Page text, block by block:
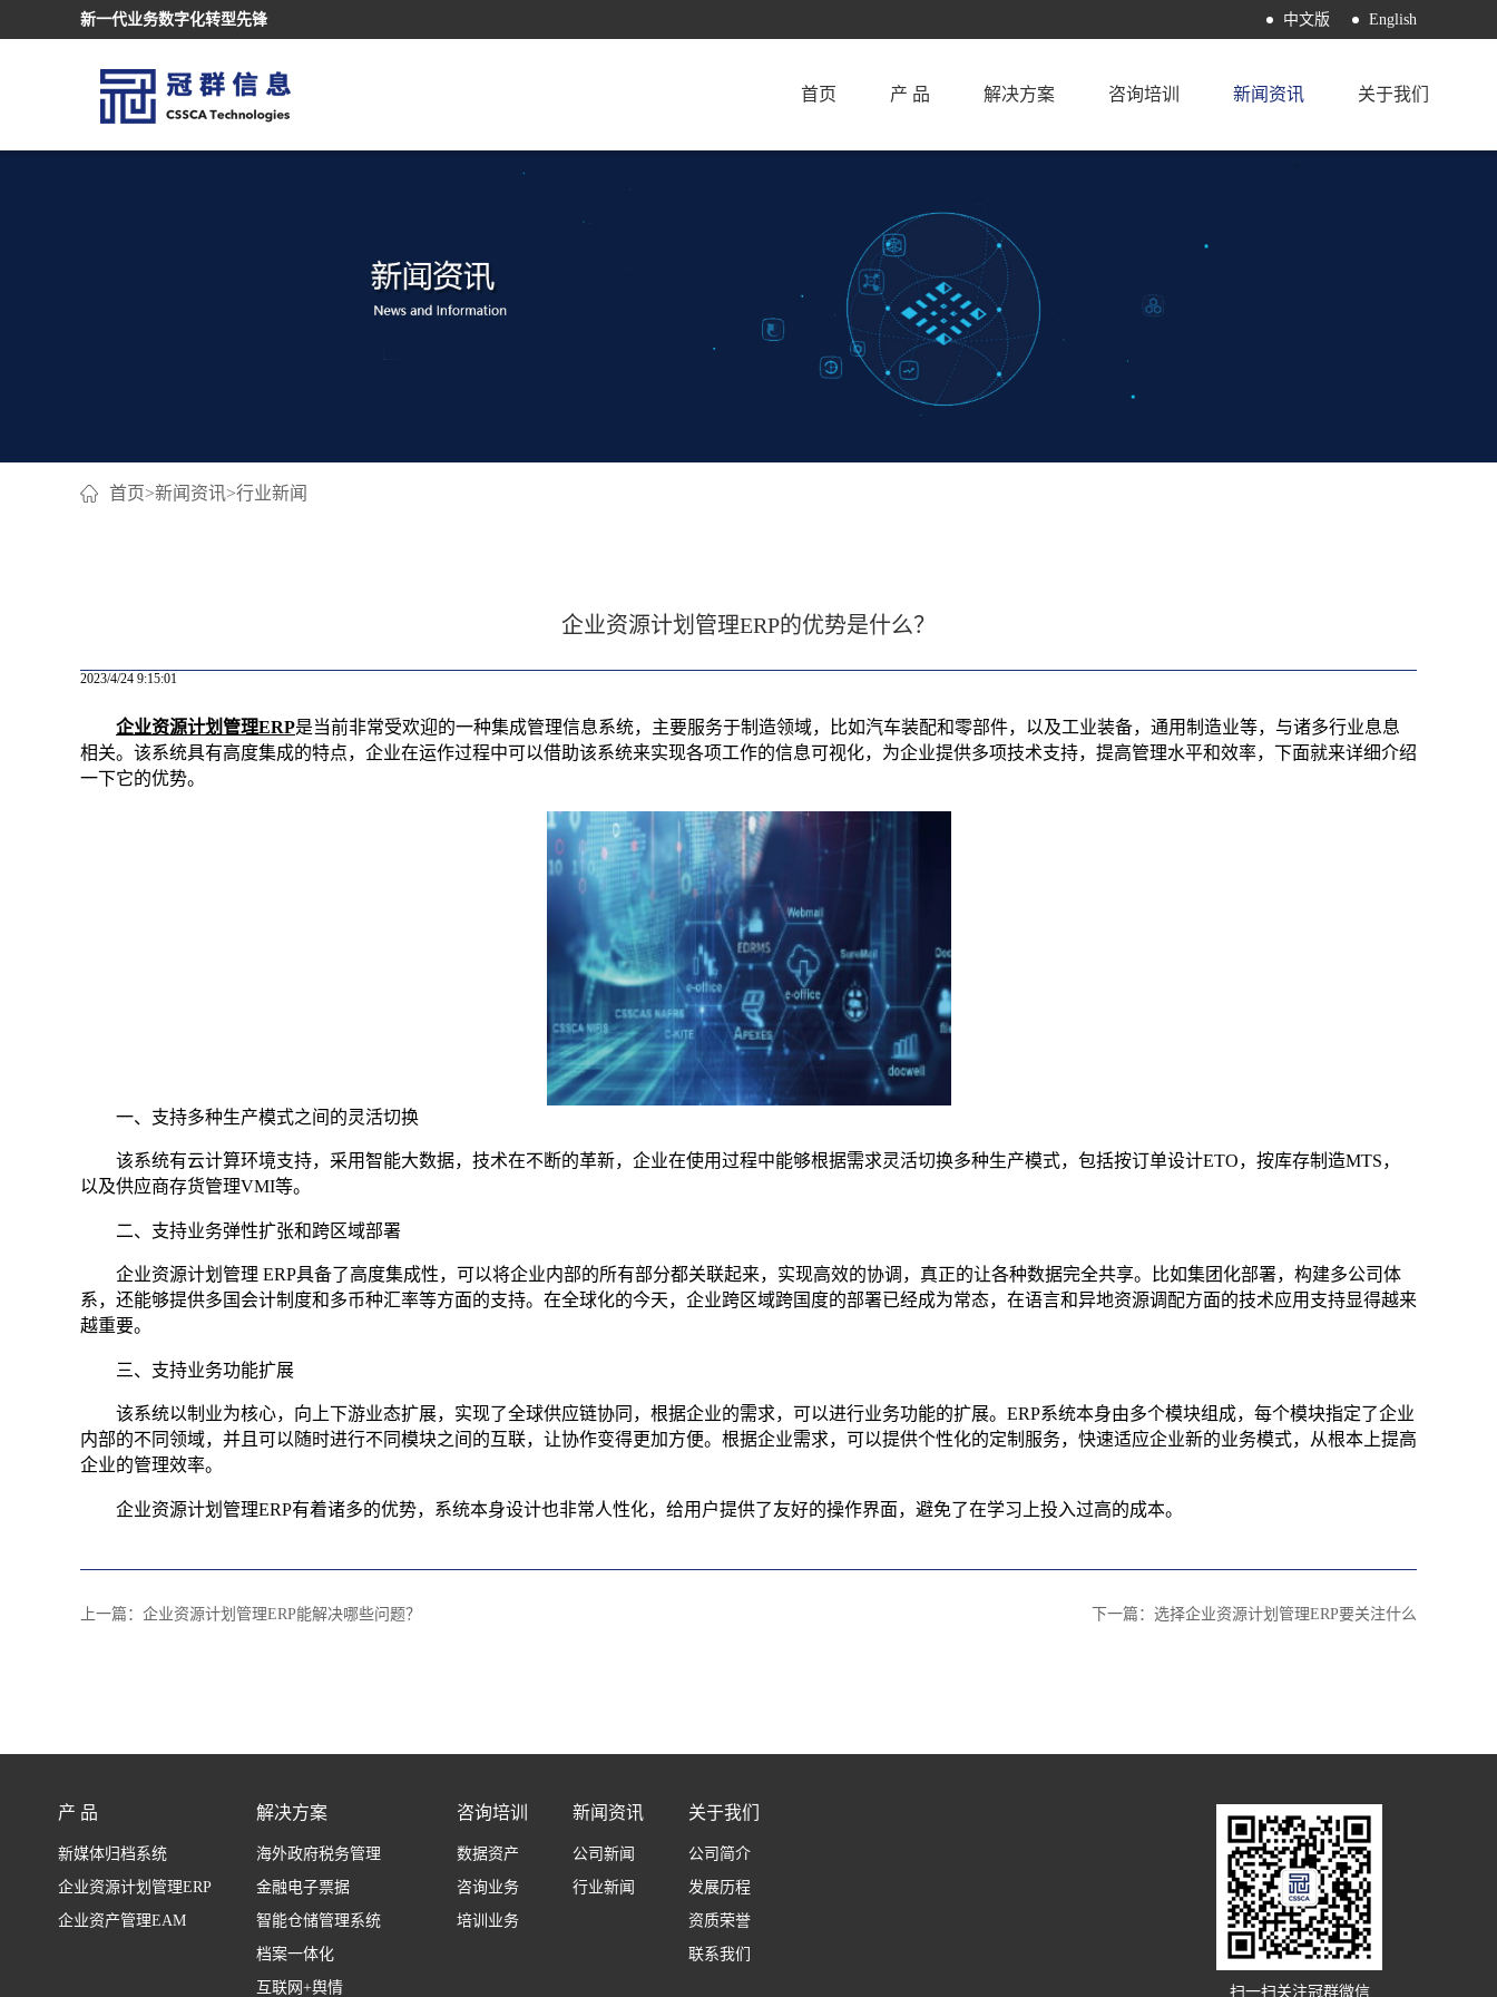
新一代业务数字化转型先锋 中文版 English
首页 产 品 解决方案 咨询培训 新闻资讯 关于我们
首页>新闻资讯>行业新闻
企业资源计划管理ERP的优势是什么？
2023/4/24 9:15:01
企业资源计划管理ERP是当前非常受欢迎的一种集成管理信息系统，主要服务于制造领域，比如汽车装配和零部件，以及工业装备，通用制造业等，与诸多行业息息
相关。该系统具有高度集成的特点，企业在运作过程中可以借助该系统来实现各项工作的信息可视化，为企业提供多项技术支持，提高管理水平和效率，下面就来详细介绍
一下它的优势。
一、支持多种生产模式之间的灵活切换
该系统有云计算环境支持，采用智能大数据，技术在不断的革新，企业在使用过程中能够根据需求灵活切换多种生产模式，包括按订单设计ETO，按库存制造MTS，
以及供应商存货管理VMI等。
二、支持业务弹性扩张和跨区域部署
企业资源计划管理 ERP具备了高度集成性，可以将企业内部的所有部分都关联起来，实现高效的协调，真正的让各种数据完全共享。比如集团化部署，构建多公司体
系，还能够提供多国会计制度和多币种汇率等方面的支持。在全球化的今天，企业跨区域跨国度的部署已经成为常态，在语言和异地资源调配方面的技术应用支持显得越来
越重要。
三、支持业务功能扩展
该系统以制业为核心，向上下游业态扩展，实现了全球供应链协同，根据企业的需求，可以进行业务功能的扩展。ERP系统本身由多个模块组成，每个模块指定了企业
内部的不同领域，并且可以随时进行不同模块之间的互联，让协作变得更加方便。根据企业需求，可以提供个性化的定制服务，快速适应企业新的业务模式，从根本上提高
企业的管理效率。
企业资源计划管理ERP有着诸多的优势，系统本身设计也非常人性化，给用户提供了友好的操作界面，避免了在学习上投入过高的成本。
上一篇： 企业资源计划管理ERP能解决哪些问题？ 下一篇： 选择企业资源计划管理ERP要关注什么
产 品
新媒体归档系统
企业资源计划管理ERP
企业资产管理EAM
解决方案
海外政府税务管理
金融电子票据
智能仓储管理系统
档案一体化
互联网+舆情
咨询培训
数据资产
咨询业务
培训业务
新闻资讯
公司新闻
行业新闻
关于我们
公司简介
发展历程
资质荣誉
联系我们
扫一扫关注冠群微信